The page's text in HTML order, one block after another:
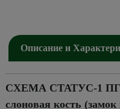
Описание и
СХЕМА СТАТУС-1 ПГ
слоновая кость